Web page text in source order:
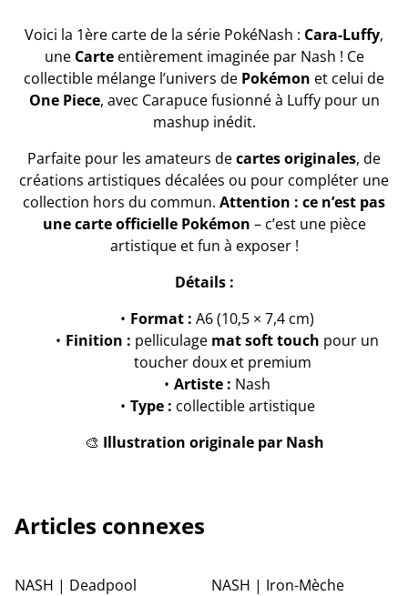
Voici la 1ère carte de la série PokéNash : Cara-Luffy,
une Carteentièrement imaginée par Nash ! Ce
collectible mélange l’univers de Pokémon et celui de
One Piece, avec Carapuce fusionné à Luffy pour un
mashup inédit.
Parfaite pour les amateurs decartes originales, de
créations artistiques décalées ou pour compléter une
collection hors du commun. Attention : ce n’est pas
une carte officielle Pokémon – c’est une pièce
artistique et fun à exposer !
Détails :
Format : A6 (10,5 × 7,4 cm)
Finition : pelliculage mat soft touch pour un
toucher doux et premium
Artiste : Nash
Type : collectible artistique
🎨 Illustration originale par Nash
Articles connexes
NASH | Deadpool
NASH | Iron-Mèche